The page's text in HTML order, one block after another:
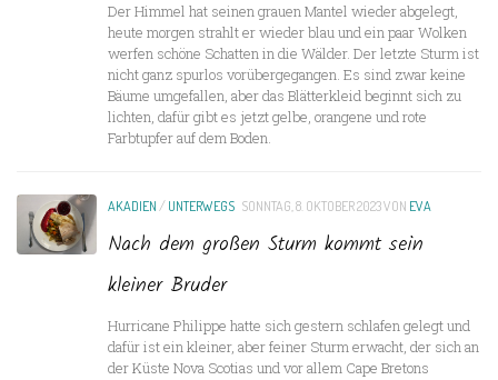
Der Himmel hat seinen grauen Mantel wieder abgelegt,
heute morgen strahlt er wieder blau und ein paar Wolken
werfen schöne Schatten in die Wälder. Der letzte Sturm ist
nicht ganz spurlos vorübergegangen. Es sind zwar keine
Bäume umgefallen, aber das Blätterkleid beginnt sich zu
lichten, dafür gibt es jetzt gelbe, orangene und rote
Farbtupfer auf dem Boden.
AKADIEN /UNTERWEGS SONNTAG, 8. OKTOBER 2023VON EVA
Nach dem großen Sturm kommt sein
kleiner Bruder
Hurricane Philippe hatte sich gestern schlafen gelegt und
dafür ist ein kleiner, aber feiner Sturm erwacht, der sich an
der Küste Nova Scotias und vor allem Cape Bretons